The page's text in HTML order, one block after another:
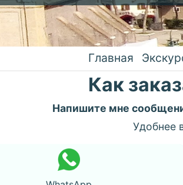
Главная
Как
Напишите мне
Удобнее